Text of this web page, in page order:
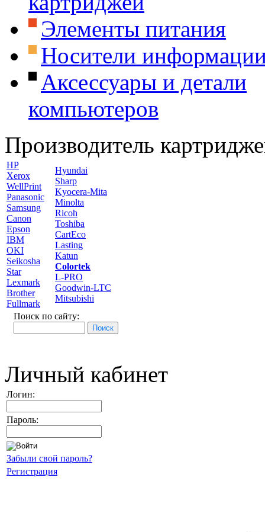
Элементы питания
Носители
Аксессуары и детали
компьютеров
Производитель
HP
Xerox
WellPrint
Panasonic
Samsung
Canon
Epson
IBM
OKI
Seikosha
Star
Lexmark
Brother
Fullmark
Hyundai
Sharp
Kyocera-Mita
Minolta
Ricoh
Toshiba
CartEco
Lasting
Katun
Colortek
L-PRO
Goodwin-LTC
Mitsubishi
Поиск по сайту:
Личный кабинет
Логин:
Пароль:
Забыли свой пароль?
Регистрация